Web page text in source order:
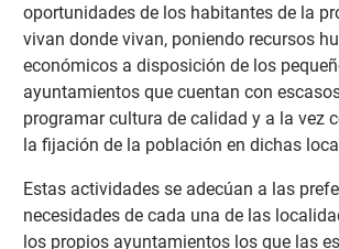
oportunidades de los habitantes de la
vivan donde vivan, poniendo recursos
económicos a disposición de los
ayuntamientos que cuentan con
programar cultura de calidad y a la vez
la fijación de la población en dichas
Estas actividades se adecúan a las
necesidades de cada una de las
los propios ayuntamientos los que las